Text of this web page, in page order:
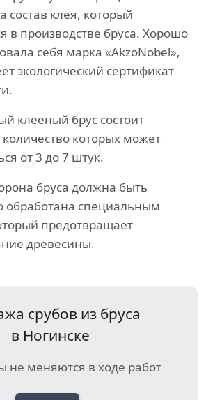
состав клея, который
в производстве бруса. Хорошо
себя марка «AkzoNobel»,
экологический сертификат
клееный брус состоит
которых может
от 3 до 7 штук.
бруса должна быть
обработана специальным
предотвращает
древесины.
срубов из бруса
в Ногинске
меняются в ходе работ